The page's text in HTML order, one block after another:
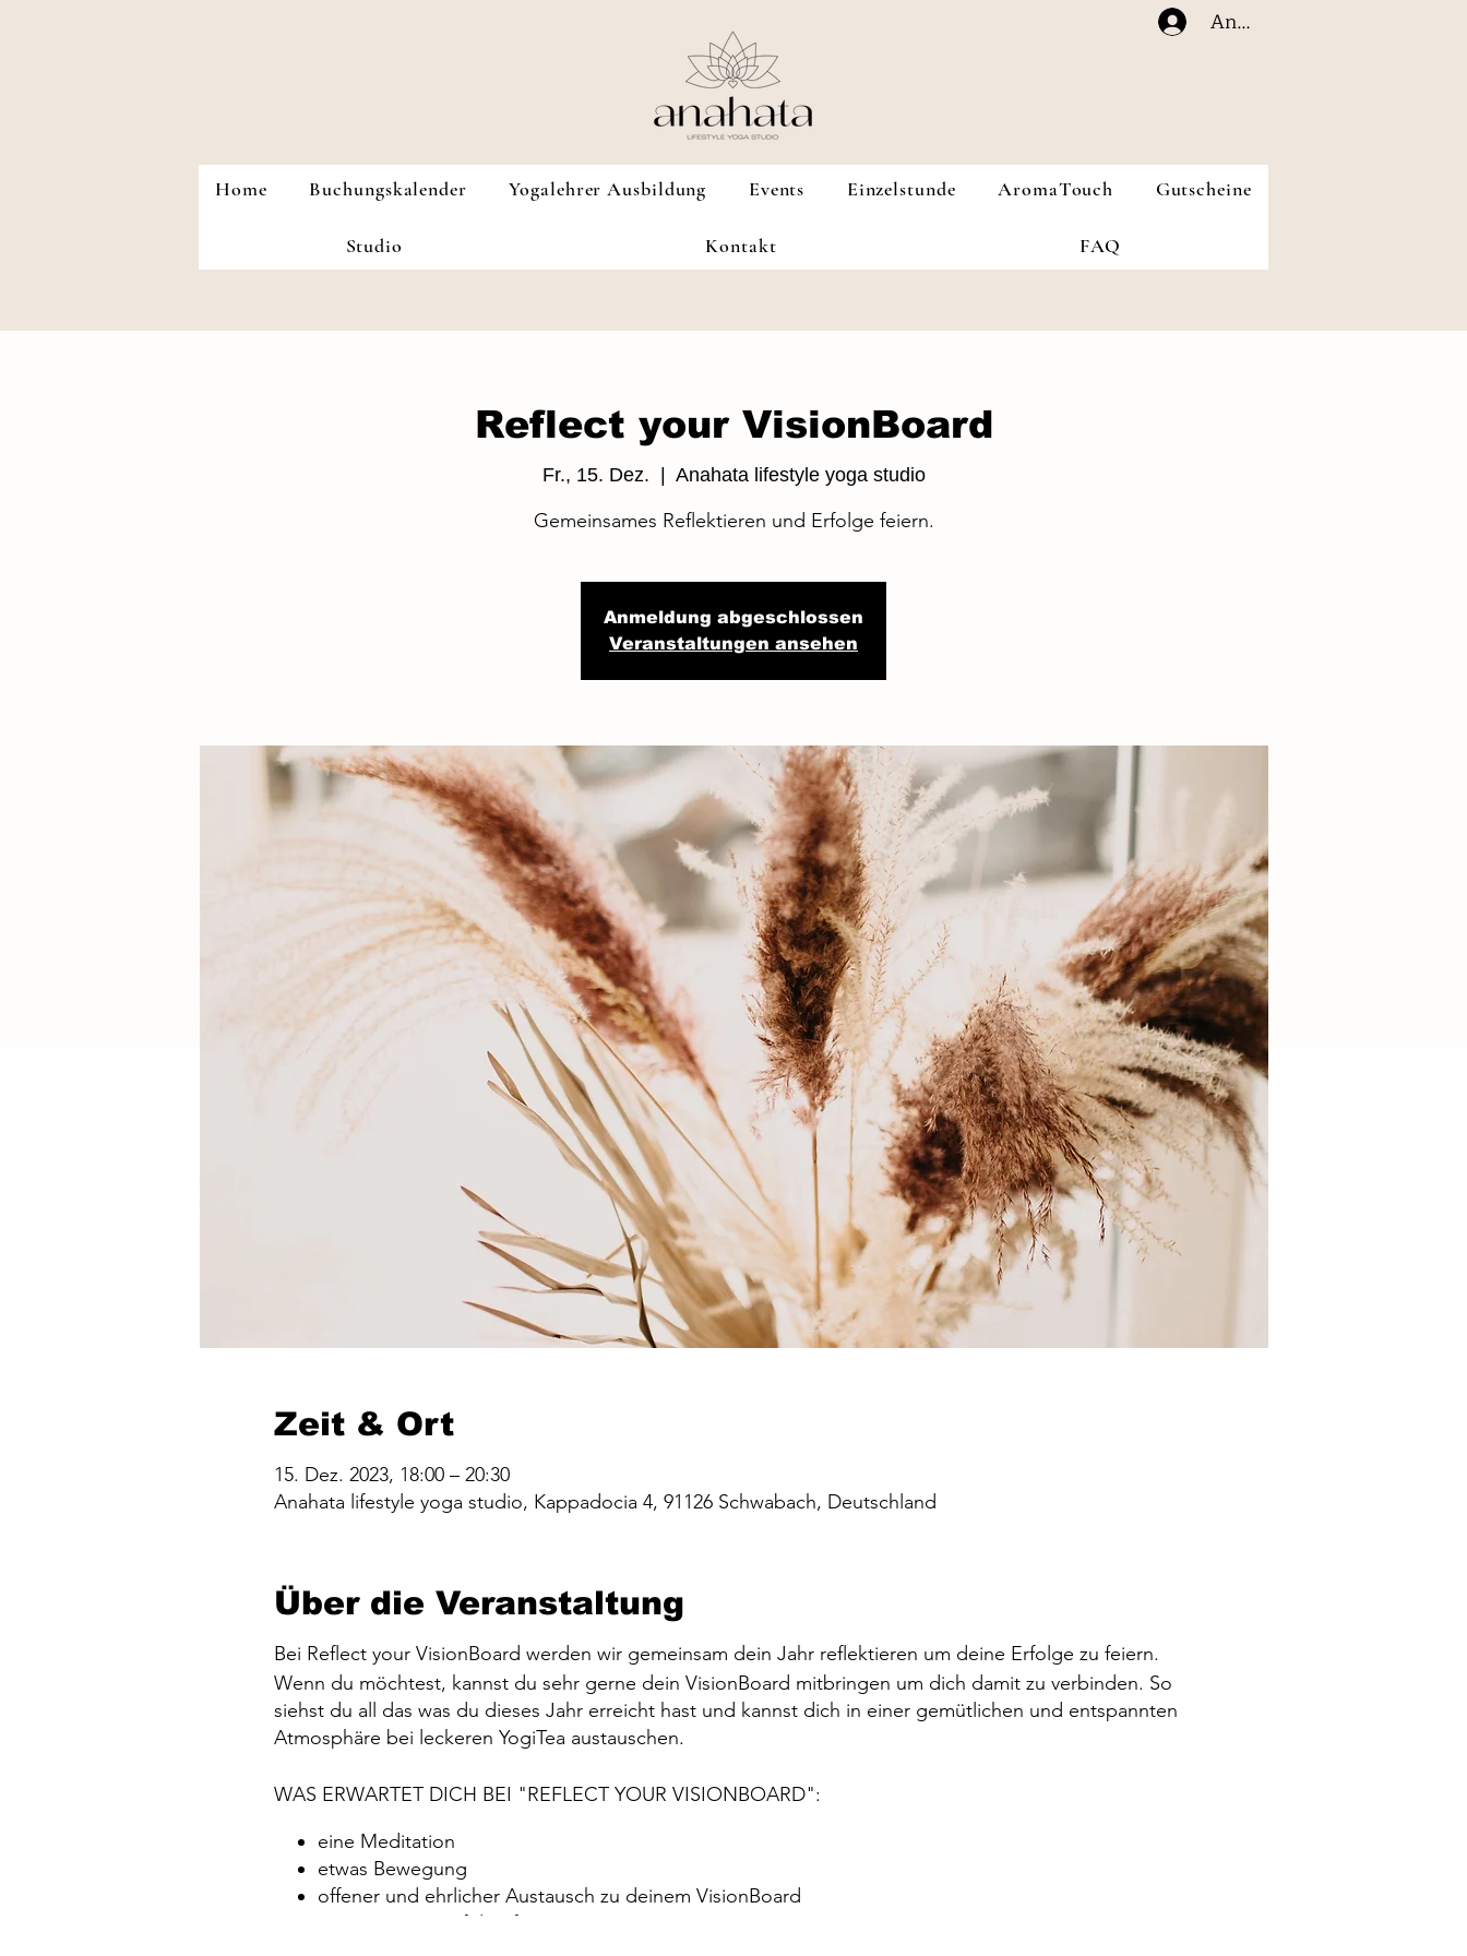
Anmelden
Home Buchungskalender Yogalehrer Ausbildung Events Einzelstunde AromaTouch Gutscheine
Studio Kontakt FAQ
Reflect your VisionBoard
Fr., 15. Dez. Anahata lifestyle yoga studio
Gemeinsames Reflektieren und Erfolge feiern.
Anmeldung abgeschlossen
Veranstaltungen ansehen
Zeit & Ort
15. Dez. 2023, 18:00 – 20:30
Anahata lifestyle yoga studio, Kappadocia 4, 91126 Schwabach, Deutschland
Über die Veranstaltung
Bei Reflect your VisionBoard werden wir gemeinsam dein Jahr reflektieren um deine Erfolge zu feiern.
Wenn du möchtest, kannst du sehr gerne dein VisionBoard mitbringen um dich damit zu verbinden. So
siehst du all das was du dieses Jahr erreicht hast und kannst dich in einer gemütlichen und entspannten
Atmosphäre bei leckeren YogiTea austauschen.
WAS ERWARTET DICH BEI "REFLECT YOUR VISIONBOARD":
eine Meditation
etwas Bewegung
offener und ehrlicher Austausch zu deinem VisionBoard
gemeinsames Erfolge feiern